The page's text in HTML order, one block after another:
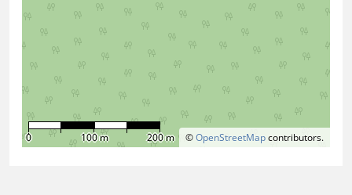
©OpenStreetMapcontributors.
0 100 m 200 m